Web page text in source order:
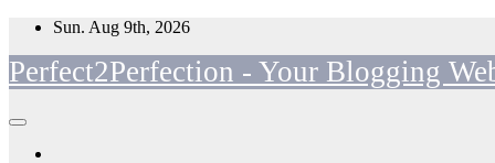
Skip
content
Sun. Aug 9th, 2026
Perfect2Perfection - Your Blogging